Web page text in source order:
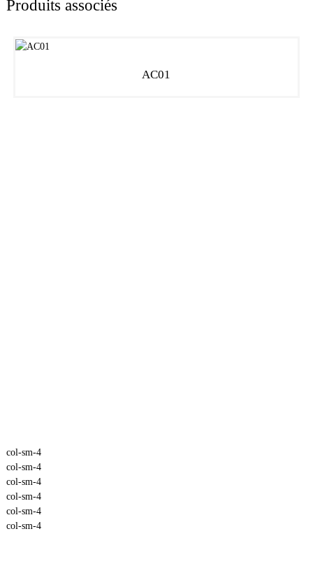
Produits associés
AC01
col-sm-4
col-sm-4
col-sm-4
col-sm-4
col-sm-4
col-sm-4